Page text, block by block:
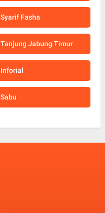
Syarif Fasha
Tanjung Jabung Timur
Inforial
Sabu